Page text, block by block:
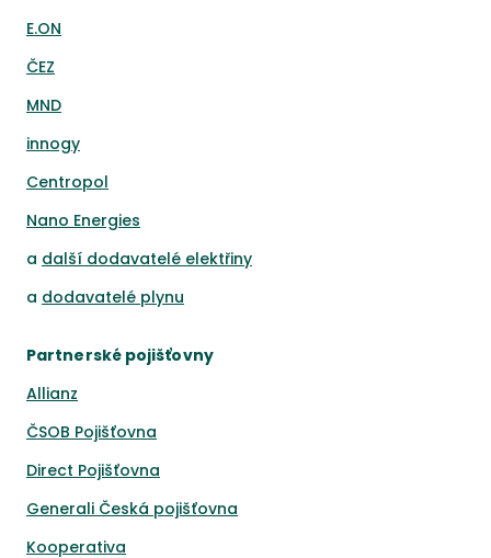
E.ON
ČEZ
MND
innogy
Centropol
Nano Energies
a další dodavatelé elektřiny
a dodavatelé plynu
Partnerské pojišťovny
Allianz
ČSOB Pojišťovna
Direct Pojišťovna
Generali Česká pojišťovna
Kooperativa